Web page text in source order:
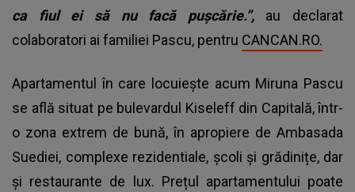
ca fiul ei să nu facă pușcărie.”, au declarat
colaboratori ai familiei Pascu, pentru CANCAN.RO.
Apartamentul în care locuiește acum Miruna Pascu
se află situat pe bulevardul Kiseleff din Capitală, într-
o zona extrem de bună, în apropiere de Ambasada
Suediei, complexe rezidentiale, școli și grădinițe, dar
și restaurante de lux. Prețul apartamentului poate